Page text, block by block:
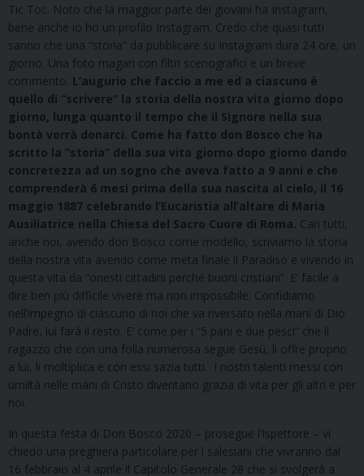
Tic Toc. Noto che la maggior parte dei giovani ha Instagram,
bene anche io ho un profilo Instagram. Credo che quasi tutti
sanno che una “storia” da pubblicare su Instagram dura 24 ore, un
giorno. Una foto magari con filtri scenografici e un breve
commento. L’augurio che faccio a me ed a ciascuno è
quello di “scrivere” la storia della nostra vita giorno dopo
giorno, lunga quanto il tempo che il Signore nella sua
bontà vorrà donarci. Come ha fatto don Bosco che ha
scritto la “storia” della sua vita giorno dopo giorno dando
concretezza ad un sogno che aveva fatto a 9 anni e che
comprenderà 6 mesi prima della sua nascita al cielo, il 16
maggio 1887 celebrando l’Eucaristia all’altare di Maria
Ausiliatrice nella Chiesa del Sacro Cuore di Roma. Cari tutti,
anche noi, avendo don Bosco come modello, scriviamo la storia
della nostra vita avendo come meta finale il Paradiso e vivendo in
questa vita da “onesti cittadini perché buoni cristiani”. E’ facile a
dire ben più difficile vivere ma non impossibile. Confidiamo
nell’impegno di ciascuno di noi che va riversato nella mani di Dio
Padre, lui farà il resto. E’ come per i “5 pani e due pesci” che il
ragazzo che con una folla numerosa segue Gesù, li offre proprio
a lui, li moltiplica e con essi sazia tutti. I nostri talenti messi con
umiltà nelle mani di Cristo diventano grazia di vita per gli altri e per
noi.
In questa festa di Don Bosco 2020 – prosegue l’Ispettore – vi
chiedo una preghiera particolare per i salesiani che vivranno dal
16 febbraio al 4 aprile il Capitolo Generale 28 che si svolgerà a